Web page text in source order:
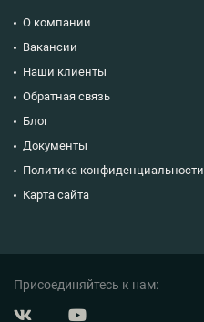
О компании
Вакансии
Наши клиенты
Обратная связь
Блог
Документы
Политика конфиденциальности
Карта сайта
Присоединяйтесь к нам: